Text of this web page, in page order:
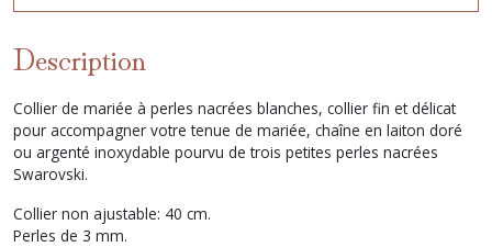
Description
Collier de mariée à perles nacrées blanches, collier fin et délicat
pour accompagner votre tenue de mariée, chaîne en laiton doré
ou argenté inoxydable pourvu de trois petites perles nacrées
Swarovski.
Collier non ajustable: 40 cm.
Perles de 3 mm.